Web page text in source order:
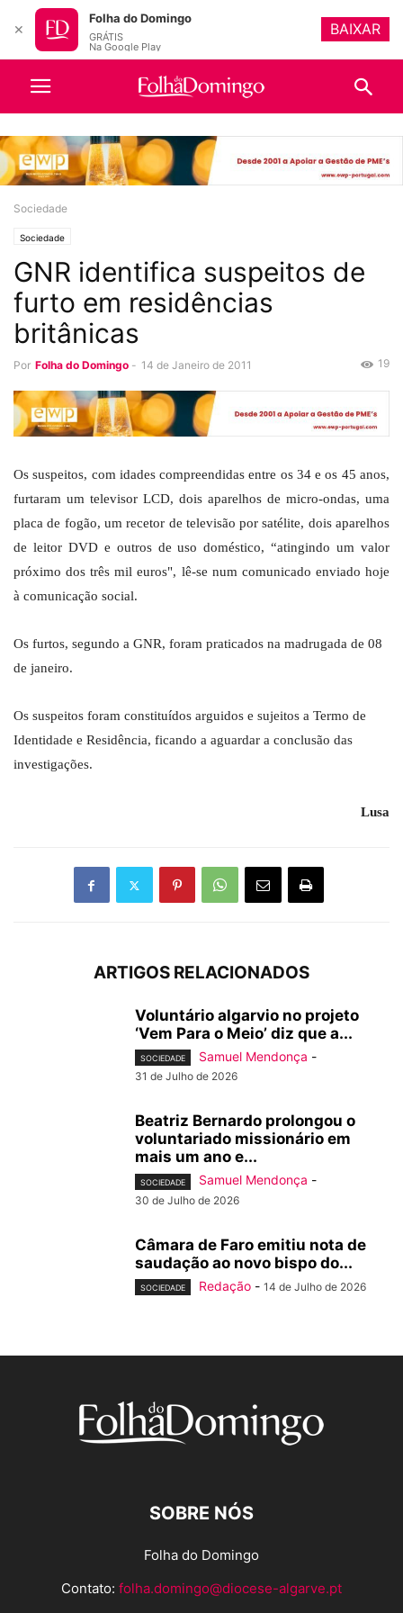
Sociedade
Sociedade
GNR identifica suspeitos de
furto em residências
britânicas
Por Folha do Domingo - 14 de Janeiro de 2011 19
Os suspeitos, com idades compreendidas entre os 34 e os 45 anos,
furtaram um televisor LCD, dois aparelhos de micro-ondas, uma
placa de fogão, um recetor de televisão por satélite, dois aparelhos
de leitor DVD e outros de uso doméstico, “atingindo um valor
próximo dos três mil euros", lê-se num comunicado enviado hoje
à comunicação social.
Os furtos, segundo a GNR, foram praticados na madrugada de 08
de janeiro.
Os suspeitos foram constituídos arguidos e sujeitos a Termo de
Identidade e Residência, ficando a aguardar a conclusão das
investigações.
Lusa
ARTIGOS RELACIONADOS
Voluntário algarvio no projeto
‘Vem Para o Meio’ diz que a...
SOCIEDADE Samuel Mendonça -
31 de Julho de 2026
Beatriz Bernardo prolongou o
voluntariado missionário em
mais um ano e...
SOCIEDADE Samuel Mendonça -
30 de Julho de 2026
Câmara de Faro emitiu nota de
saudação ao novo bispo do...
SOCIEDADE Redação - 14 de Julho de 2026
SOBRE NÓS
Folha do Domingo
Contato: folha.domingo@diocese-algarve.pt
✕
Folha do Domingo
GRÁTIS
Na Google Play
BAIXAR